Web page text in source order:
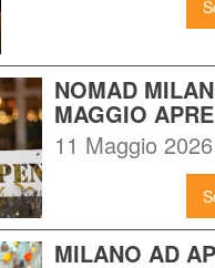
NOMAD
MAGGIO
LOCALE CHE
CAMBIERÀ I
SERA A
11 Maggio 2026
MILANO AD